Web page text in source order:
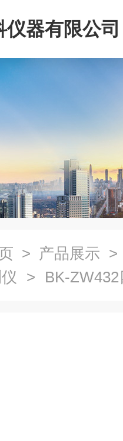
仪器有限公司
> 产品展示
> BK-ZW432